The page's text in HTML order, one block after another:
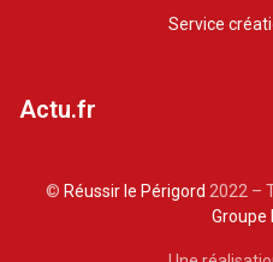
Service
Actu.fr
© Réussir le Périgord 2022 –
Groupe